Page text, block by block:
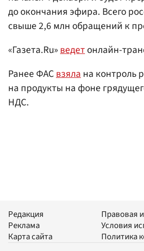
до окончания эфира. Всего
свыше 2,6 млн обращений к
«Газета.Ru»ведетонлайн-
Ранее ФАСвзялана контроль
на продукты на фоне
НДС.
Редакция
Реклама
Карта сайта
Правовая
Условия
Политика